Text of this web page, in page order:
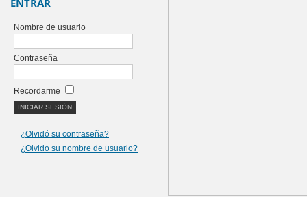
ENTRAR
Nombre de usuario
Contraseña
Recordarme
¿Olvidó su contraseña?
¿Olvido su nombre de usuario?